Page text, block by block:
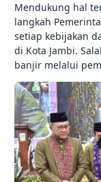
Mendukung hal
langkah
setiap kebijakan
di Kota Jambi.
banjir melalui